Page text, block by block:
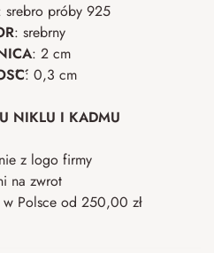
srebro próby 925
: srebrny
: 2 cm
: 0,3 cm
NIKLU I KADMU
z logo firmy
na zwrot
w Polsce od 250,00 zł